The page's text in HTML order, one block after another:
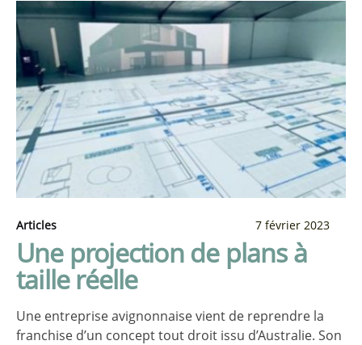
Articles 7 février 2023
Une projection de plans à
taille réelle
Une entreprise avignonnaise vient de reprendre la
franchise d’un concept tout droit issu d’Australie. Son